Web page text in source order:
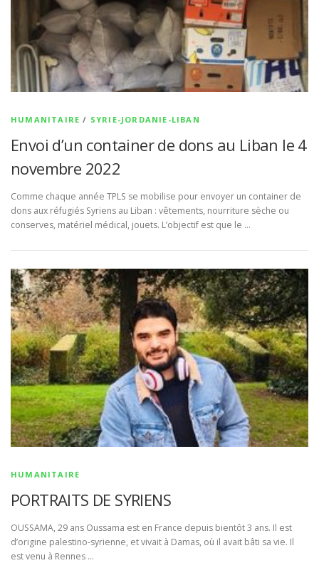
HUMANITAIRE / SYRIE-JORDANIE-LIBAN
Envoi d’un container de dons au Liban le 4
novembre 2022
Comme chaque année TPLS se mobilise pour envoyer un container de
dons aux réfugiés Syriens au Liban : vêtements, nourriture sèche ou
conserves, matériel médical, jouets. L’objectif est que le …
HUMANITAIRE
PORTRAITS DE SYRIENS
OUSSAMA, 29 ans Oussama est en France depuis bientôt 3 ans. Il est
d’origine palestino-syrienne, et vivait à Damas, où il avait bâti sa vie. Il
est venu à Rennes …